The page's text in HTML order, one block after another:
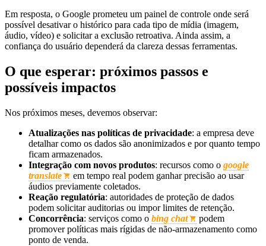
Em resposta, o Google prometeu um painel de controle onde será
possível desativar o histórico para cada tipo de mídia (imagem,
áudio, vídeo) e solicitar a exclusão retroativa. Ainda assim, a
confiança do usuário dependerá da clareza dessas ferramentas.
O que esperar: próximos passos e
possíveis impactos
Nos próximos meses, devemos observar:
Atualizações nas políticas de privacidade: a empresa deve
detalhar como os dados são anonimizados e por quanto tempo
ficam armazenados.
Integração com novos produtos: recursos como o google
translate
em tempo real podem ganhar precisão ao usar
áudios previamente coletados.
Reação regulatória: autoridades de proteção de dados
podem solicitar auditorias ou impor limites de retenção.
Concorrência: serviços como o bing chat
podem
promover políticas mais rígidas de não‑armazenamento como
ponto de venda.